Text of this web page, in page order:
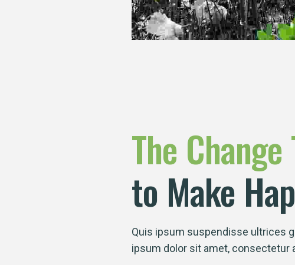
The Change
to Make
Quis ipsum suspendisse ultrices
ipsum dolor sit amet, consectetur